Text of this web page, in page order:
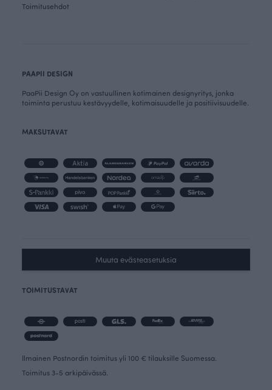
Toimitusehdot
PAAPII DESIGN
PaaPii Design Oy on vastuullinen kotimainen designyritys, jonka
toiminta perustuu kestävyydelle, kotimaisuudelle ja positiivisuudelle.
MAKSUTAVAT
Muuta evästeasetuksia
TOIMITUSTAVAT
Ilmainen Postnordin toimitus yli 100 € tilauksille Suomessa.
Toimitus 3-5 arkipäivässä.